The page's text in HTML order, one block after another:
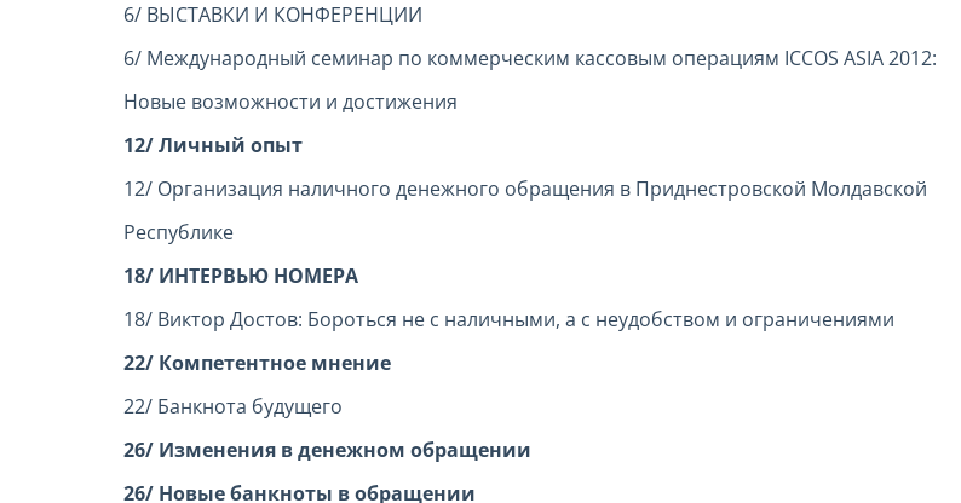
6/ ВЫСТАВКИ И КОНФЕРЕНЦИИ
6/ Международный семинар по коммерческим кассовым операциям ICCOS ASIA 2012:
Новые возможности и достижения
12/ Личный опыт
12/ Организация наличного денежного обращения в Приднестровской Молдавской
Республике
18/ ИНТЕРВЬЮ НОМЕРА
18/ Виктор Достов: Бороться не с наличными, а с неудобством и ограничениями
22/ Компетентное мнение
22/ Банкнота будущего
26/ Изменения в денежном обращении
26/ Новые банкноты в обращении